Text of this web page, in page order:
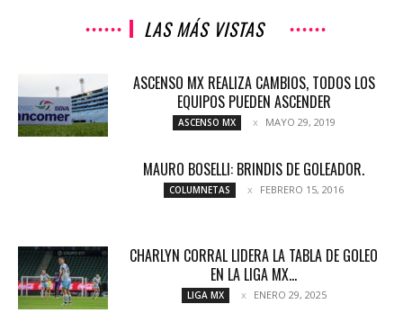
LAS MÁS VISTAS
ASCENSO MX REALIZA CAMBIOS, TODOS LOS
EQUIPOS PUEDEN ASCENDER
ASCENSO MX MAYO 29, 2019
MAURO BOSELLI: BRINDIS DE GOLEADOR.
COLUMNETAS FEBRERO 15, 2016
CHARLYN CORRAL LIDERA LA TABLA DE GOLEO
EN LA LIGA MX...
LIGA MX ENERO 29, 2025